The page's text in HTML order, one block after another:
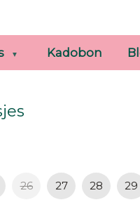
Kadobon
26 27 28 29